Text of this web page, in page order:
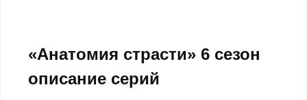
«Анатомия страсти» 6 сезон
описание серий